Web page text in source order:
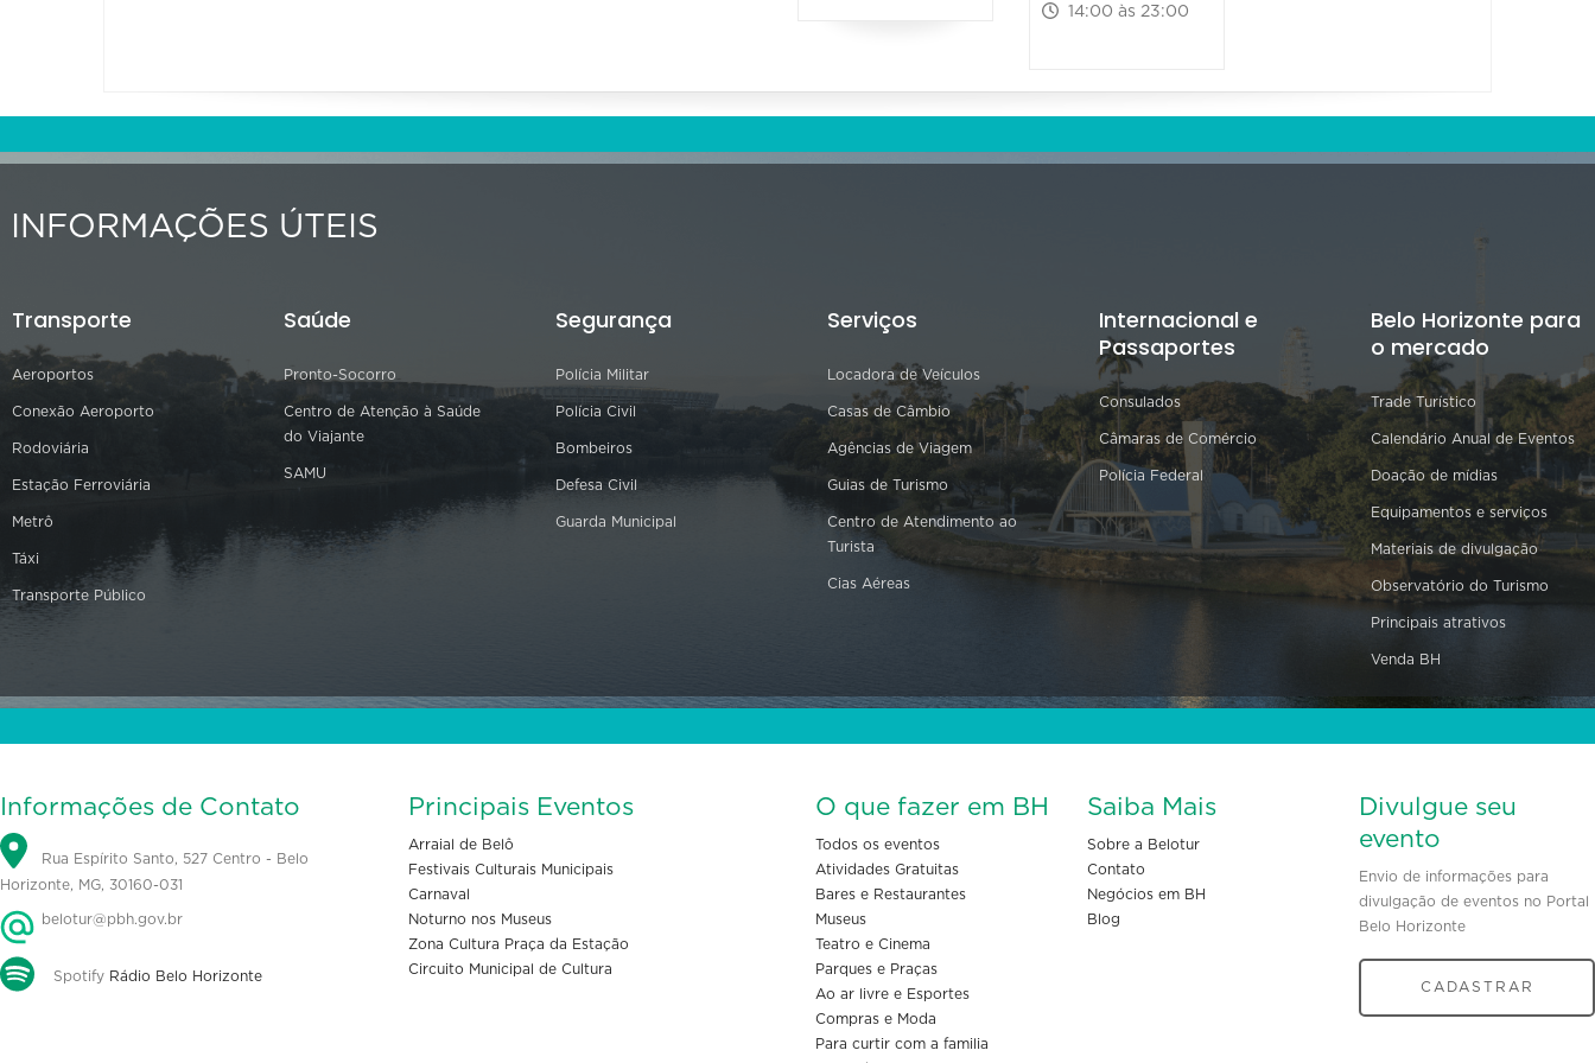
14:00 às 23:00
INFORMAÇÕES ÚTEIS
Transporte
Aeroportos
Conexão Aeroporto
Rodoviária
Estação Ferroviária
Metrô
Táxi
Transporte Público
Saúde
Pronto-Socorro
Centro de Atenção à Saúde
do Viajante
SAMU
Segurança
Polícia Militar
Polícia Civil
Bombeiros
Defesa Civil
Guarda Municipal
Serviços
Locadora de Veículos
Casas de Câmbio
Agências de Viagem
Guias de Turismo
Centro de Atendimento ao
Turista
Cias Aéreas
Internacional e
Passaportes
Consulados
Câmaras de Comércio
Polícia Federal
Belo Horizonte para
o mercado
Trade Turístico
Calendário Anual de Eventos
Doação de mídias
Equipamentos e serviços
Materiais de divulgação
Observatório do Turismo
Principais atrativos
Venda BH
Informações de Contato
Rua Espírito Santo, 527 Centro - Belo
Horizonte, MG, 30160-031
belotur@pbh.gov.br
Spotify Rádio Belo Horizonte
Principais Eventos
Arraial de Belô
Festivais Culturais Municipais
Carnaval
Noturno nos Museus
Zona Cultura Praça da Estação
Circuito Municipal de Cultura
O que fazer em BH
Todos os eventos
Atividades Gratuitas
Bares e Restaurantes
Museus
Teatro e Cinema
Parques e Praças
Ao ar livre e Esportes
Compras e Moda
Para curtir com a familia
Saiba Mais
Sobre a Belotur
Contato
Negócios em BH
Blog
Divulgue seu
evento
Envio de informações para
divulgação de eventos no Portal
Belo Horizonte
CADASTRAR